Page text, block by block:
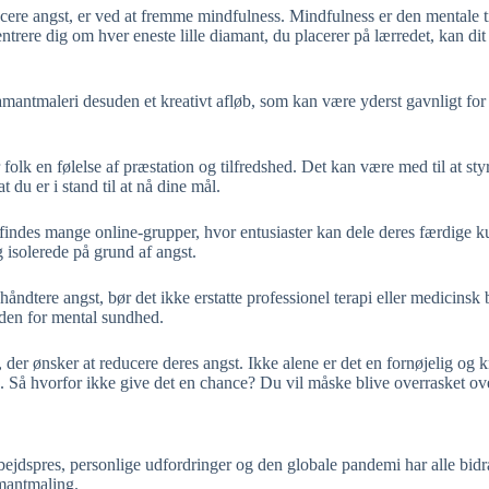
angst, er ved at fremme mindfulness. Mindfulness er den
dig om hver eneste lille diamant, du placerer på lærredet, kan
desuden et kreativt afløb, som kan være yderst gavnligt
en følelse af præstation og tilfredshed. Det kan være med til at
du er i stand til at nå dine mål.
mange online-grupper, hvor entusiaster kan dele deres færdige
på grund af angst.
angst, bør det ikke erstatte professionel terapi eller
for mental sundhed.
ønsker at reducere deres angst. Ikke alene er det en fornøjelig
hvorfor ikke give det en chance? Du vil måske blive overrasket
personlige udfordringer og den globale pandemi har alle